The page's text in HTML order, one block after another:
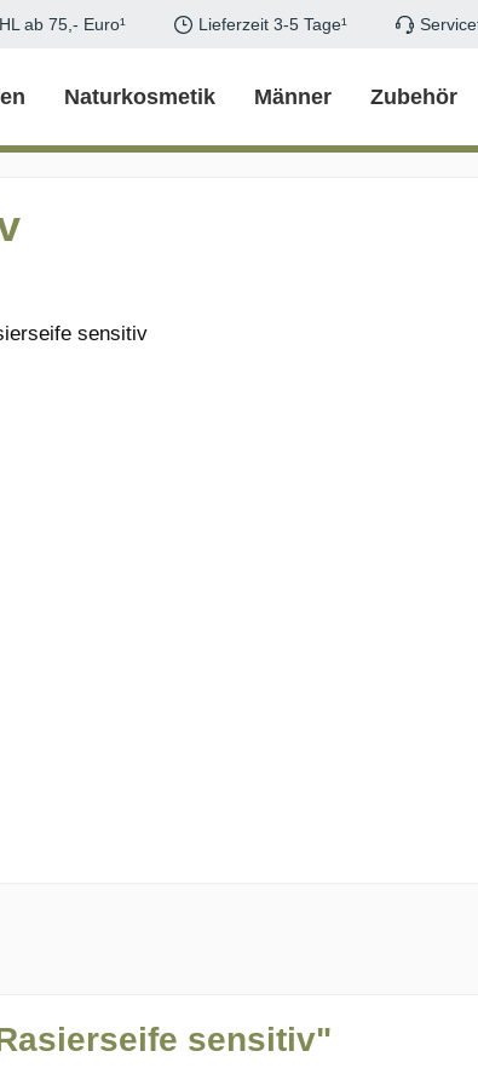
ab 75,- Euro¹ Lieferzeit 3-5 Tage¹
Naturkosmetik Männer Zubehör
sensitiv"